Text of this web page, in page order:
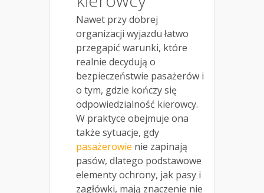
Nawet przy dobrej
organizacji wyjazdu łatwo
przegapić warunki, które
realnie decydują o
bezpieczeństwie pasażerów i
o tym, gdzie kończy się
odpowiedzialność kierowcy.
W praktyce obejmuje ona
także sytuacje, gdy
pasażerowie nie zapinają
pasów, dlatego podstawowe
elementy ochrony, jak pasy i
zagłówki, mają znaczenie nie